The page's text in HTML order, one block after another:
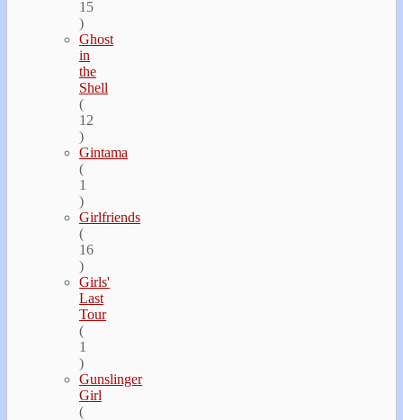
15
)
Ghost
in
the
Shell
(
12
)
Gintama
(
1
)
Girlfriends
(
16
)
Girls'
Last
Tour
(
1
)
Gunslinger
Girl
(